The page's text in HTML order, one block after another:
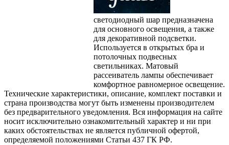
светодиодный шар предназначена
для основного освещения, а также
для декоративной подсветки.
Используется в открытых бра и
потолочных подвесных
светильниках. Матовый
рассеиватель лампы обеспечивает
комфортное равномерное освещение.
Технические характеристики, описание, комплект поставки и
страна производства могут быть изменены производителем
без предварительного уведомления. Вся информация на сайте
носит исключительно ознакомительный характер и ни при
каких обстоятельствах не является публичной офертой,
определяемой положениями Статьи 437 ГК РФ.